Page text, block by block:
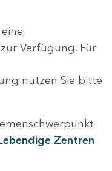
Verfügung. Für
nutzen Sie bitte
Zentren